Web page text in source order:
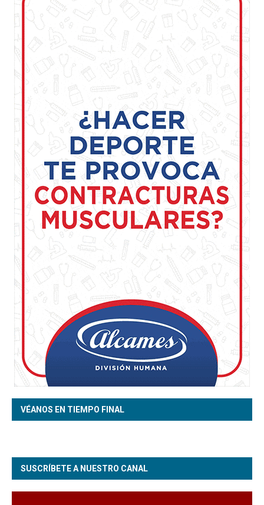
VÉANOS EN TIEMPO FINAL
SUSCRÍBETE A NUESTRO CANAL